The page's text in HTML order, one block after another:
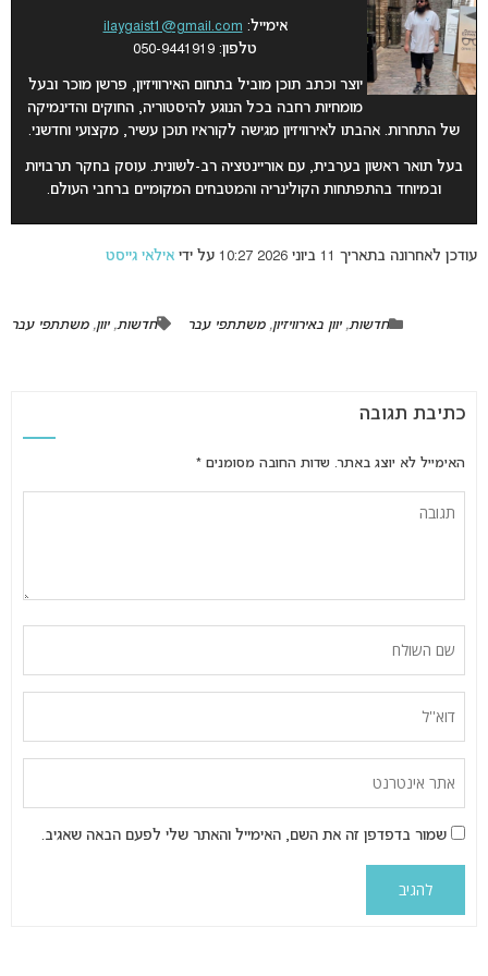
אימייל: ilaygaist1@gmail.com
טלפון: 050-9441919
יוצר וכתב תוכן מוביל בתחום האירוויזיון, פרשן מוכר ובעל
מומחיות רחבה בכל הנוגע להיסטוריה, החוקים והדינמיקה
של התחרות. אהבתו לאירוויזיון מגישה לקוראיו תוכן עשיר, מקצועי וחדשני.
בעל תואר ראשון בערבית, עם אוריינטציה רב-לשונית. עוסק בחקר תרבויות
ובמיוחד בהתפתחות הקולינריה והמטבחים המקומיים ברחבי העולם.
עודכן לאחרונה בתאריך 11 ביוני 2026 10:27 על ידי אילאי גייסט
חדשות,יוון באירוויזיון,משתתפי עבר חדשות,יוון,משתתפי עבר
כתיבת תגובה
האימייל לא יוצג באתר. שדות החובה מסומנים *
שמור בדפדפן זה את השם, האימייל והאתר שלי לפעם הבאה שאגיב.